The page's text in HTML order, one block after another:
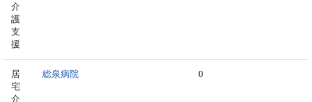
介
護
支
援
居
宅
介
総泉病院 0